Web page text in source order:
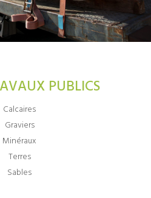
PUBLICS
Calcaires
Graviers
Minéraux
Terres
Sables